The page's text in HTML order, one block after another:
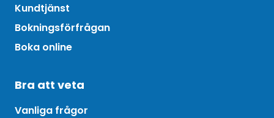
Kundtjänst
Bokningsförfrågan
Boka online
Bra att veta
Vanliga frågor